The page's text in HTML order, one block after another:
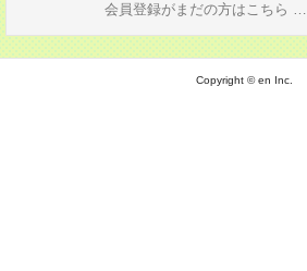
会員登録がまだの方はこちら …
Copyright © en Inc.